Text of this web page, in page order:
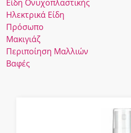
Είδη Ονυχοπλαστικής
Ηλεκτρικά Είδη
Πρόσωπο
Μακιγιάζ
Περιποίηση Μαλλιών
Βαφές